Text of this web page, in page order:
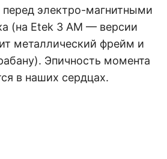
перед электро-магнитными
(на Etek 3 AM — версии
металлический фрейм и
Эпичность момента
в наших сердцах.